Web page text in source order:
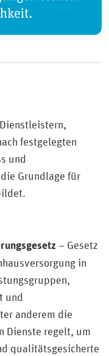
festgelegten
und
Grundlage für
z – Gesetz
in
und
anderem die
Dienste regelt, um
qualitätsgesicherte